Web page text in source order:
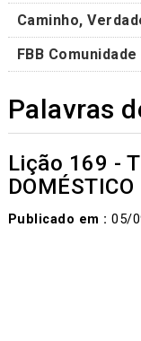
Caminho,
FBB Comunidade
Palavras
Lição 169 -
DOMÉSTICO
Publicado em : 05/